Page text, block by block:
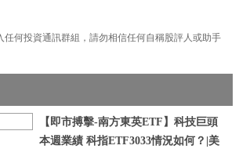
任何投資通訊群組，請勿相信任何自稱股評人或助手
【即市搏擊-南方東英ETF】科技巨頭
本週業績 科指ETF3033情況如何？|美